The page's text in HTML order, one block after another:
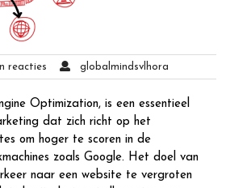
reacties globalmindsvlhora
Optimization, is een essentieel
dat zich richt op het
om hoger te scoren in de
zoals Google. Het doel van
naar een website te vergroten